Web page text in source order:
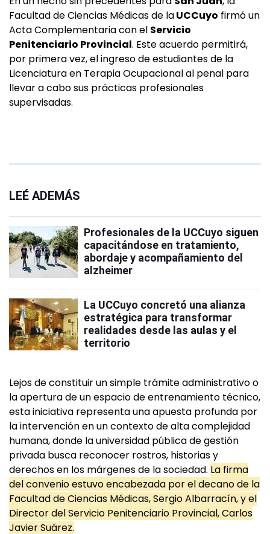
Facultad de Ciencias Médicas de laUCCuyo firmó un
Acta Complementaria con el Servicio
Penitenciario Provincial. Este acuerdo permitirá,
por primera vez, el ingreso de estudiantes de la
Licenciatura en Terapia Ocupacional al penal para
llevar a cabo sus prácticas profesionales
supervisadas.
LEÉ ADEMÁS
Profesionales de la UCCuyo siguen
capacitándose en tratamiento,
abordaje y acompañamiento del
alzheimer
La UCCuyo concretó una alianza
estratégica para transformar
realidades desde las aulas y el
territorio
Lejos de constituir un simple trámite administrativo o
la apertura de un espacio de entrenamiento técnico,
esta iniciativa representa una apuesta profunda por
la intervención en un contexto de alta complejidad
humana, donde la universidad pública de gestión
privada busca reconocer rostros, historias y
derechos en los márgenes de la sociedad. La firma
del convenio estuvo encabezada por el decano de la
Facultad de Ciencias Médicas, Sergio Albarracín, y el
Director del Servicio Penitenciario Provincial, Carlos
Javier Suárez.